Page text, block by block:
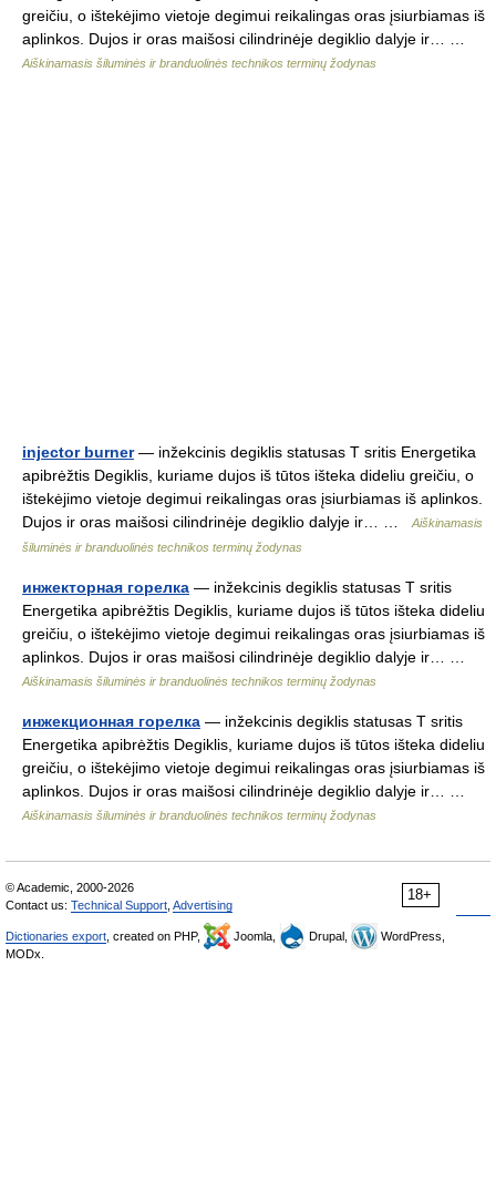
greičiu, o ištekėjimo vietoje degimui reikalingas oras įsiurbiamas iš
aplinkos. Dujos ir oras maišosi cilindrinėje degiklio dalyje ir… …
Aiškinamasis šiluminės ir branduolinės technikos terminų žodynas
injector burner— inžekcinis degiklis statusas T sritis Energetika
apibrėžtis Degiklis, kuriame dujos iš tūtos išteka dideliu greičiu, o
ištekėjimo vietoje degimui reikalingas oras įsiurbiamas iš aplinkos.
Dujos ir oras maišosi cilindrinėje degiklio dalyje ir… …
Aiškinamasis
šiluminės ir branduolinės technikos terminų žodynas
инжекторная горелка — inžekcinis degiklis statusas T sritis
Energetika apibrėžtis Degiklis, kuriame dujos iš tūtos išteka dideliu
greičiu, o ištekėjimo vietoje degimui reikalingas oras įsiurbiamas iš
aplinkos. Dujos ir oras maišosi cilindrinėje degiklio dalyje ir… …
Aiškinamasis šiluminės ir branduolinės technikos terminų žodynas
инжекционная горелка — inžekcinis degiklis statusas T sritis
Energetika apibrėžtis Degiklis, kuriame dujos iš tūtos išteka dideliu
greičiu, o ištekėjimo vietoje degimui reikalingas oras įsiurbiamas iš
aplinkos. Dujos ir oras maišosi cilindrinėje degiklio dalyje ir… …
Aiškinamasis šiluminės ir branduolinės technikos terminų žodynas
18+
© Academic, 2000-2026
Contact us: Technical Support Advertising
Dictionaries export , created on PHP, Joomla, Drupal,
WordPress,
MODx.